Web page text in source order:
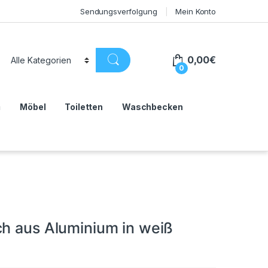
Sendungsverfolgung Mein Konto
0
0,00€
Möbel Toiletten Waschbecken
aus Aluminium in weiß